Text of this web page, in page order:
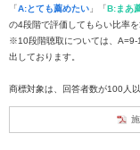
「A:とても薦めたい 」「B:まあ
の4段階で評価してもらい比率を
※10段階聴取については、A=9-
出しております。
商標対象は、回答者数が100人以